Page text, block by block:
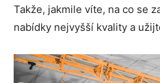
Takže, jakmile víte, na co se
nabídky nejvyšší kvality a